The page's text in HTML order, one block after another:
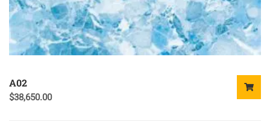
A02
$38,650.00